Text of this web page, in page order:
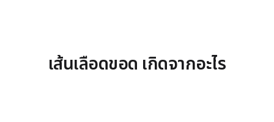
เส้นเลือดขอด เกิดจากอะไร